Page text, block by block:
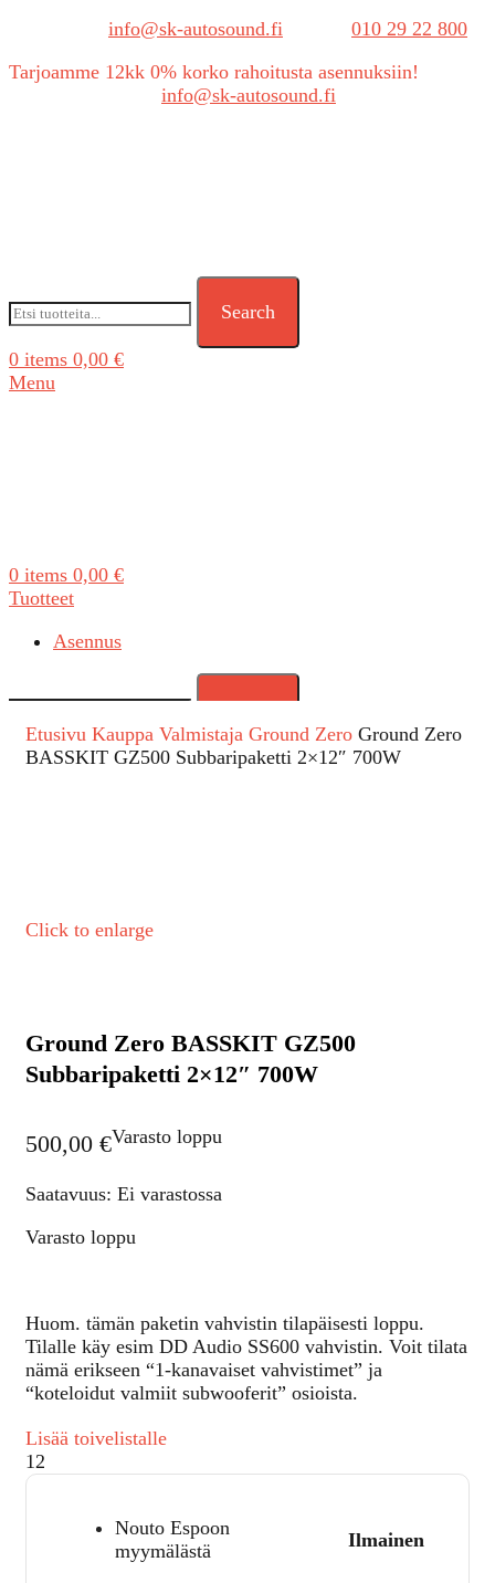
info@sk-autosound.fi
010 29 22 800
Tarjoamme 12kk 0% korko rahoitusta asennuksiin!
info@sk-autosound.fi
Search
0 items 0,00 €
Menu
0 items 0,00 €
Tuotteet
Asennus
Etusivu Kauppa Valmistaja Ground Zero Ground Zero
BASSKIT GZ500 Subbaripaketti 2×12″ 700W
Click to enlarge
Ground Zero BASSKIT GZ500
Subbaripaketti 2×12″ 700W
500,00 €Varasto loppu
Saatavuus: Ei varastossa
Varasto loppu
Huom. tämän paketin vahvistin tilapäisesti loppu.
Tilalle käy esim DD Audio SS600 vahvistin. Voit tilata
nämä erikseen “1-kanavaiset vahvistimet” ja
“koteloidut valmiit subwooferit” osioista.
Lisää toivelistalle
12
Nouto Espoon
myymälästä
Ilmainen